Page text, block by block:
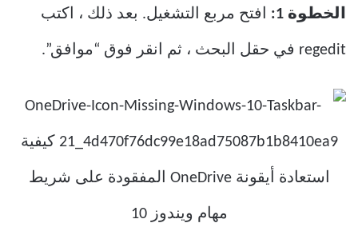
الخطوة 1: افتح مربع التشغيل. بعد ذلك ، اكتب
regedit في حقل البحث ، ثم انقر فوق “موافق”.